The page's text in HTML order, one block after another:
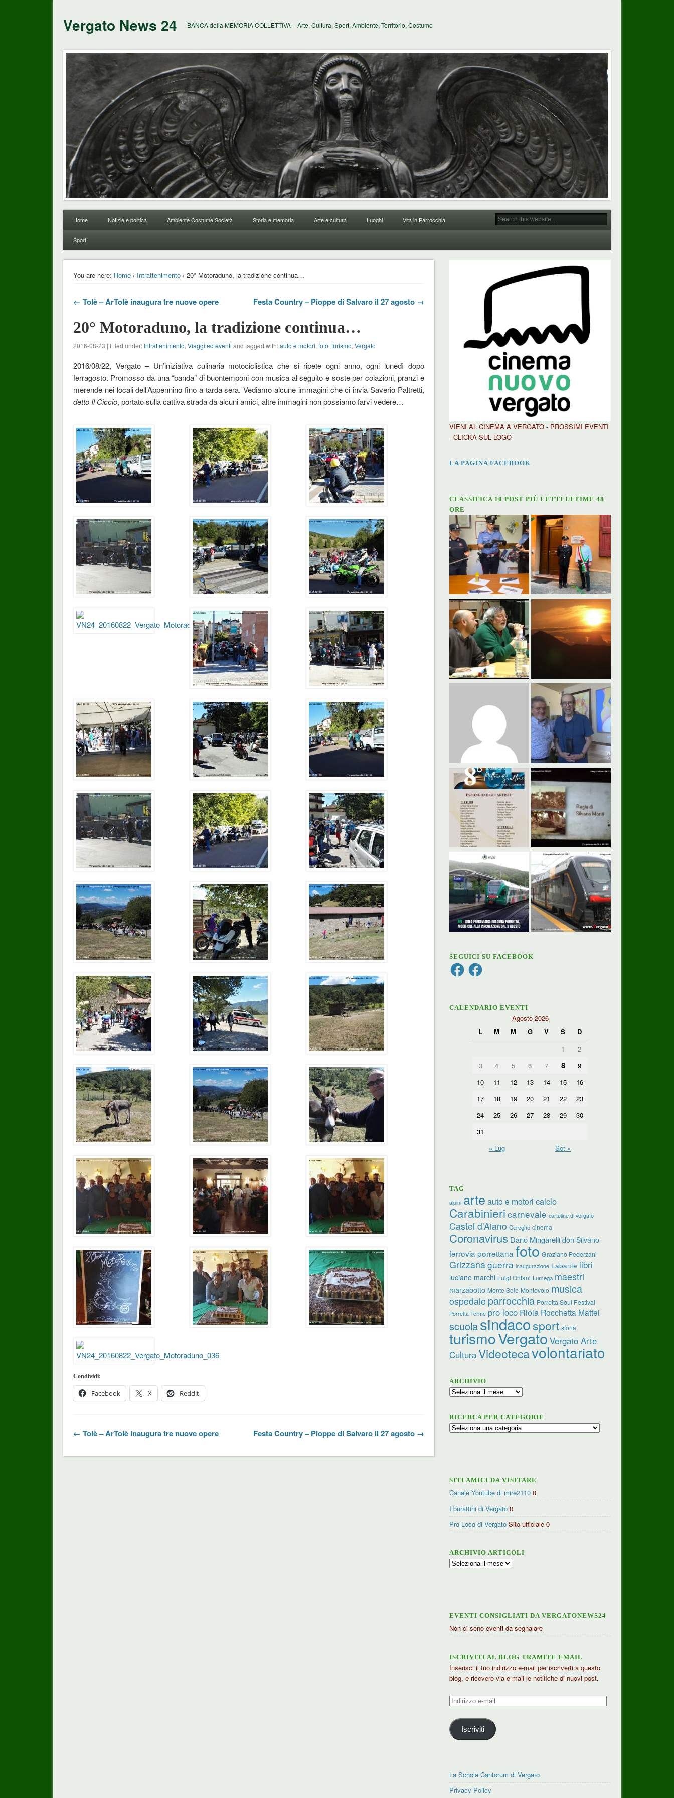
Vergato News 24 BANCA della MEMORIA COLLETTIVA – Arte, Cultura, Sport, Ambiente, Territorio, Costume
Home Notizie e politica Ambiente Costume Società Storia e memoria Arte e cultura Luoghi Vita in Parrocchia
Sport
You are here: Home› Intrattenimento› 20° Motoraduno, la tradizione continua…
← Tolè – ArTolè inaugura tre nuove opere Festa Country – Pioppe di Salvaro il 27 agosto →
20° Motoraduno, la tradizione continua…
2016-08-23 | Filed under: Intrattenimento, Viaggi ed eventi and tagged with:auto e motori, foto, turismo, Vergato
2016/08/22, Vergato – Un’iniziativa culinaria motociclistica che si ripete ogni anno, ogni lunedì dopo
ferragosto. Promosso da una “banda” di buontemponi con musica al seguito e soste per colazioni, pranzi e
merende nei locali dell’Appennino fino a tarda sera. Vediamo alcune immagini che ci invia Saverio Paltretti,
detto Il Ciccio, portato sulla cattiva strada da alcuni amici, altre immagini non possiamo farvi vedere…
Condividi:
Facebook X Reddit
← Tolè – ArTolè inaugura tre nuove opere Festa Country – Pioppe di Salvaro il 27 agosto →
VIENI AL CINEMA A VERGATO - PROSSIMI EVENTI
- CLICKA SUL LOGO
LA PAGINA FACEBOOK
CLASSIFICA 10 POST PIÙ LETTI ULTIME 48
ORE
SEGUICI SU FACEBOOK
FacebookFacebook
CALENDARIO EVENTI
Agosto 2026
L
M M G V S
D
1
2
3
4 5 6 7 8
9
10
11 12 13 14 15
16
17
18 19 20 21 22
23
24
25 26 27 28 29
30
31
« Lug
Set »
TAG
alpini arte auto e motori calcio
Carabinieri carnevale cartoline di vergato
Castel d’Aiano Cereglio cinema
Coronavirus Dario Mingarelli don Silvano
ferrovia porrettana foto Graziano Pederzani
Grizzanaguerra inaugurazione Labante libri
luciano marchi Luigi Ontani Lumèga maestri
marzabotto Monte Sole Montovolo musica
ospedale parrocchia Porretta Soul Festival
Porretta Terme pro loco Riola Rocchetta Mattei
scuolasindacosport storia
turismoVergato Vergato Arte
CulturaVideotecavolontariato
ARCHIVIO
Archivio
RICERCA PER CATEGORIE
Ricerca
SITI AMICI DA VISITARE
Canale Youtube di mire2110 0
I burattini di Vergato 0
Pro Loco di Vergato Sito ufficiale 0
ARCHIVIO ARTICOLI
Archivio
EVENTI CONSIGLIATI DA VERGATONEWS24
Non ci sono eventi da segnalare
ISCRIVITI AL BLOG TRAMITE EMAIL
Inserisci il tuo indirizzo e-mail per iscriverti a questo
blog, e ricevere via e-mail le notifiche di nuovi post.
Indirizzo
mail
Iscriviti
La Schola Cantorum di Vergato
Privacy Policy